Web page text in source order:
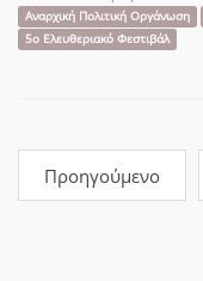
Αναρχική Πολιτική Οργάνωση
5ο Ελευθεριακό Φεστιβάλ
Προηγούμενο